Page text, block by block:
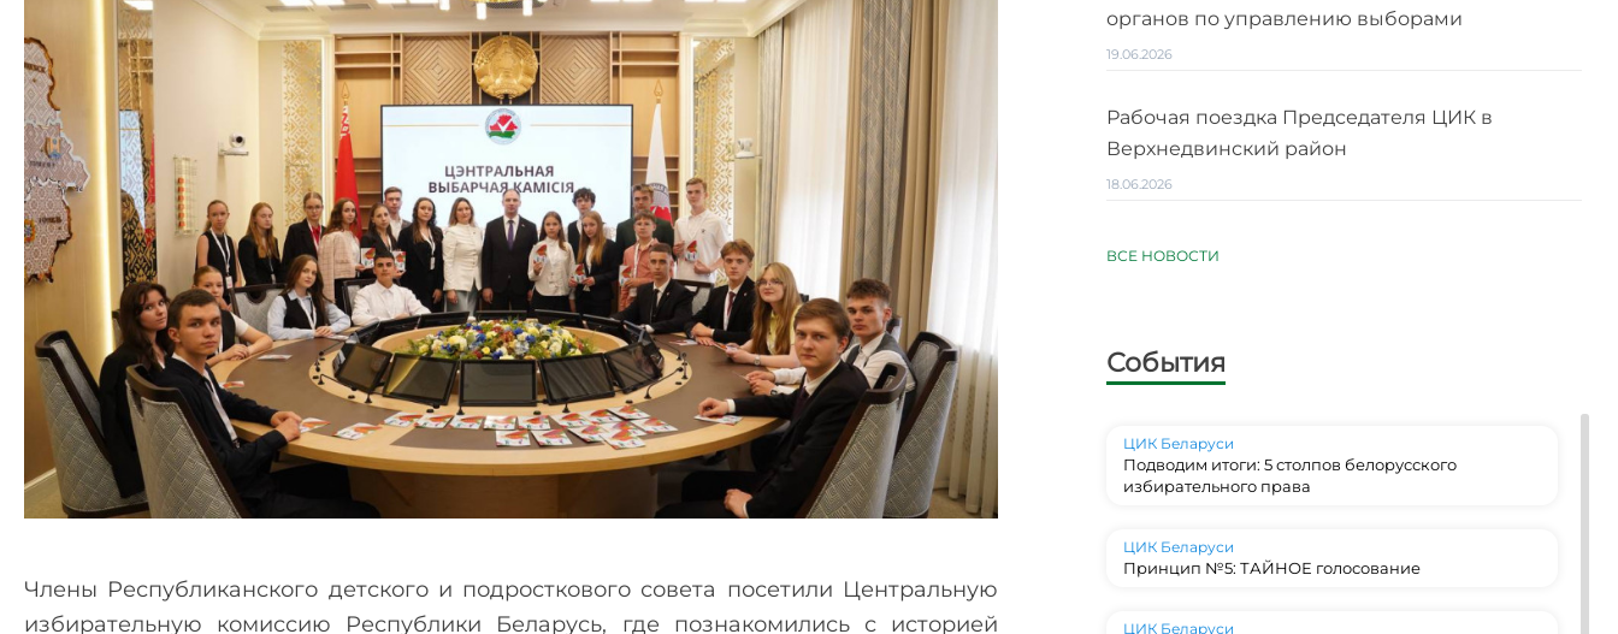
Члены Республиканского детского и подросткового совета посетили Центральную
избирательную комиссию Республики Беларусь, где познакомились с историей
органов по управлению выборами
19.06.2026
Рабочая поездка Председателя ЦИК в
Верхнедвинский район
18.06.2026
ВСЕ НОВОСТИ
События
ЦИК Беларуси
Подводим итоги: 5 столпов белорусского
избирательного права
ЦИК Беларуси
Принцип №5: ТАЙНОЕ голосование
ЦИК Беларуси